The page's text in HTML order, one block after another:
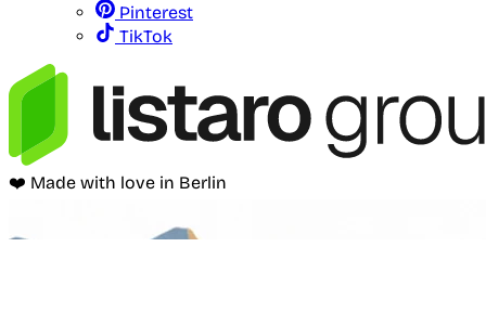
Pinterest
TikTok
❤️ Made with love in Berlin